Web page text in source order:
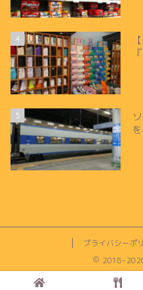
4
5
プライバシーポ